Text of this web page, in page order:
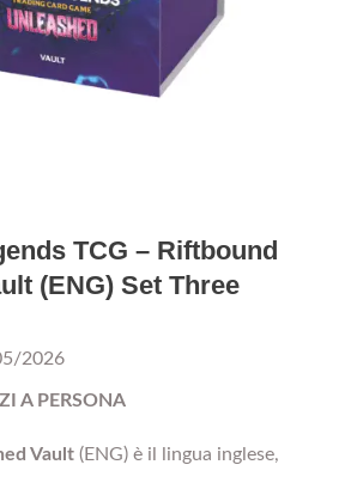
TCG – Riftbound
(ENG) Set Three
2026
A PERSONA
Vault (ENG) è il lingua inglese,